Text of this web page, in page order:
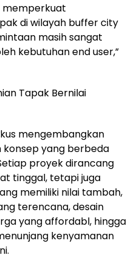
memperkuat
di wilayah buffer city
masih sangat
kebutuhan end user,”
Tapak Bernilai
mengembangkan
yang berbeda
proyek dirancang
tinggal, tetapi juga
memiliki nilai tambah,
terencana, desain
yang affordabl, hingga
kenyamanan